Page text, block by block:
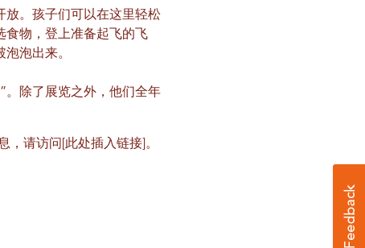
放。孩子们可以在这里轻松
物，登上准备起飞的飞
泡出来。
。除了展览之外，他们全年
请访问[此处插入链接]。